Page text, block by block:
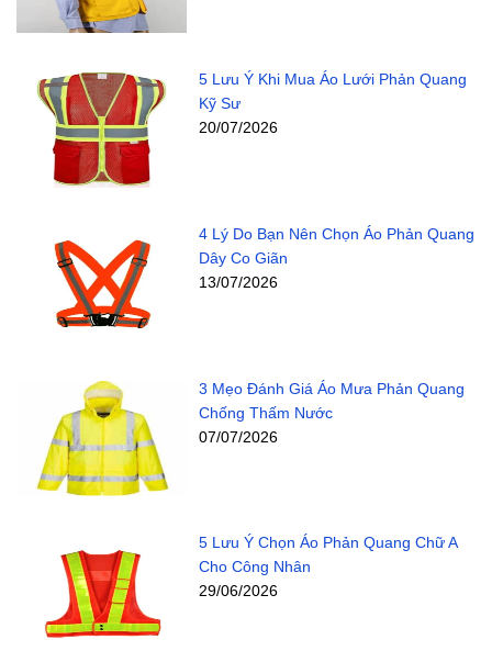
5 Lưu Ý Khi Mua Áo Lưới Phản Quang
Kỹ Sư
20/07/2026
4 Lý Do Bạn Nên Chọn Áo Phản Quang
Dây Co Giãn
13/07/2026
3 Mẹo Đánh Giá Áo Mưa Phản Quang
Chống Thấm Nước
07/07/2026
5 Lưu Ý Chọn Áo Phản Quang Chữ A
Cho Công Nhân
29/06/2026